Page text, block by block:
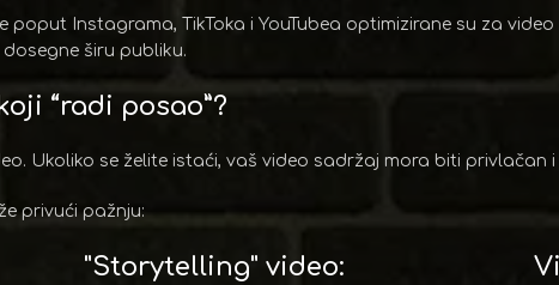
poput Instagrama, TikToka i YouTubea optimizirane su za
širu publiku.
“radi posao”?
Ukoliko se želite istaći, vaš video sadržaj mora biti privlačan i
privući pažnju:
"Storytelling" video: